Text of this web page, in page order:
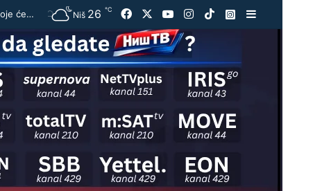
Vučić ugostio Zelenskog na večeri u Beogradu: „Otvorili smo razgovore o temama koje će biti u fokusu sastanaka“ Niš 26 ℃ Facebook YouTubeInstagram
TikTokInstagram